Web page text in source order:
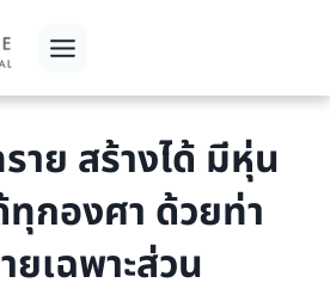
าย สร้างได้ มีหุ่น
ทุกองศา ด้วยท่า
เฉพาะส่วน